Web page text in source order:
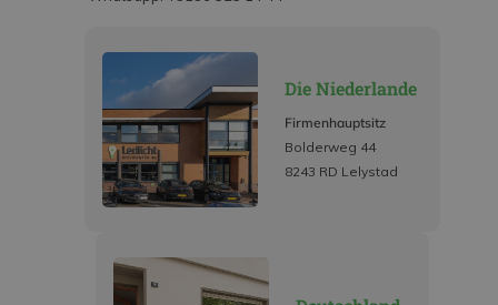
Die Niederlande
Firmenhauptsitz
Bolderweg 44
8243 RD Lelystad